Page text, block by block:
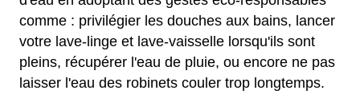
comme : privilégier les douches aux bains, lancer
votre lave-linge et lave-vaisselle lorsqu'ils sont
pleins, récupérer l'eau de pluie, ou encore ne pas
laisser l'eau des robinets couler trop longtemps.